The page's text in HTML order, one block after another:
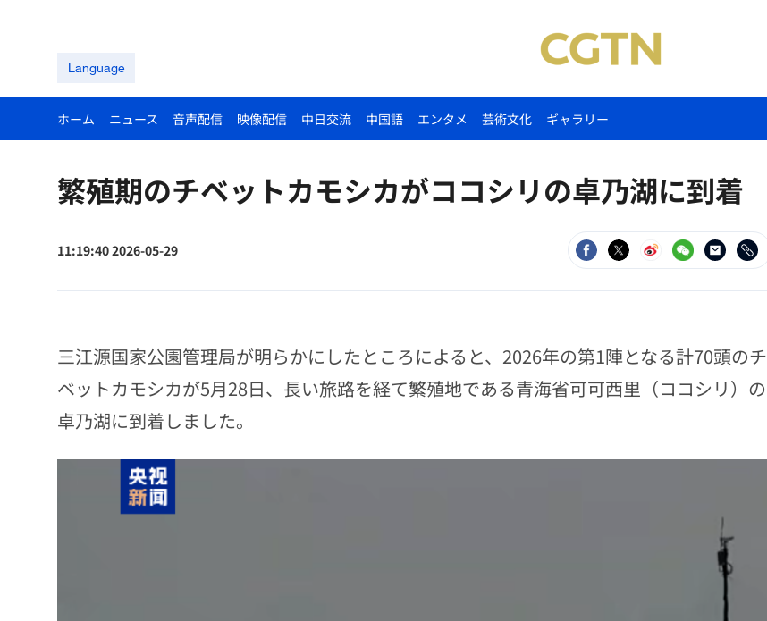
Language
ホーム ニュース 音声配信 映像配信 中日交流 中国語 エンタメ 芸術文化 ギャラリー
繁殖期のチベットカモシカがココシリの卓乃湖に到着
11:19:40 2026-05-29
三江源国家公園管理局が明らかにしたところによると、2026年の第1陣となる計70頭のチ
ベットカモシカが5月28日、長い旅路を経て繁殖地である青海省可可西里（ココシリ）の
卓乃湖に到着しました。